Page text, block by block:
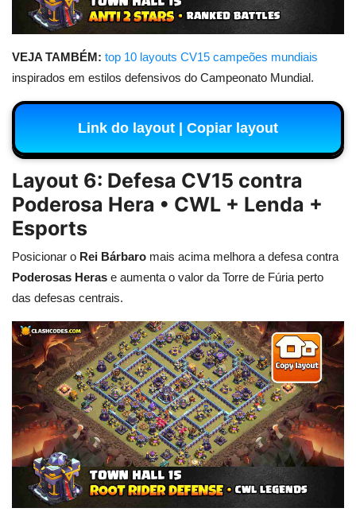
VEJA TAMBÉM: top 10 layouts CV15 campeões mundiais
inspirados em estilos defensivos do Campeonato Mundial.
Link do layout | Copiar layout
Layout 6: Defesa CV15 contra
Poderosa Hera • CWL + Lenda +
Esports
Posicionar o Rei Bárbaro mais acima melhora a defesa contra
Poderosas Heras e aumenta o valor da Torre de Fúria perto
das defesas centrais.